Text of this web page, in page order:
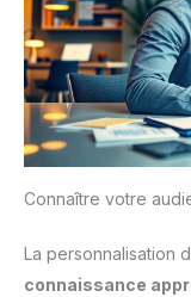
Connaître votre
La personnalisation
connaissance